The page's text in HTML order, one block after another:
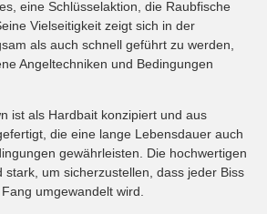
eine Schlüsselaktion, die Raubfische
Vielseitigkeit zeigt sich in der
als auch schnell geführt zu werden,
Angeltechniken und Bedingungen
ist als Hardbait konzipiert und aus
die eine lange Lebensdauer auch
gewährleisten. Die hochwertigen
stark, um sicherzustellen, dass jeder Biss
umgewandelt wird.